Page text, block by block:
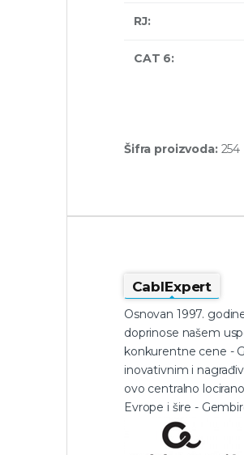
RJ:
CAT 6:
Šifra proizvoda: 254
CablExpert
Osnovan 1997.
doprinose našem
konkurentne cene -
inovativnim i
ovo centralno
Evrope i šire -